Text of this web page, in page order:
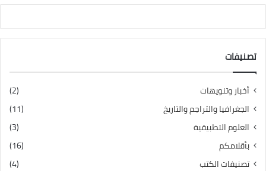
تصنيفات
أخبار وتنويهات
(2)
الجغرافيا والتراجم والتاريخ
(11)
العلوم التطبيقية
(3)
بأقلامكم
(16)
تصنيفات الكتب
(4)